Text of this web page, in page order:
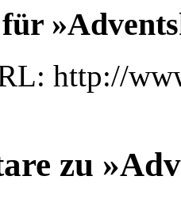
http://
zu